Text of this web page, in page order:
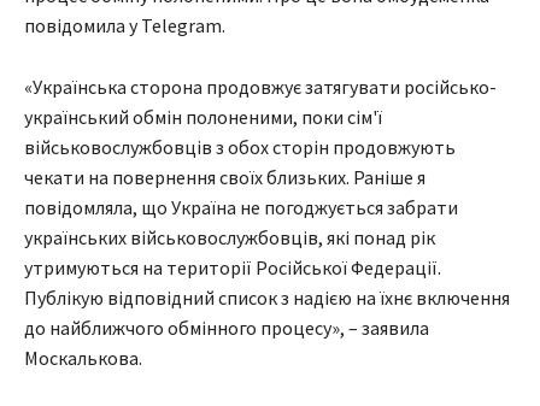
повідомила у Telegram.
«Українська сторона продовжує затягувати російсько-
український обмін полоненими, поки сім'ї
військовослужбовців з обох сторін продовжують
чекати на повернення своїх близьких. Раніше я
повідомляла, що Україна не погоджується забрати
українських військовослужбовців, які понад рік
утримуються на території Російської Федерації.
Публікую відповідний список з надією на їхнє включення
до найближчого обмінного процесу», – заявила
Москалькова.